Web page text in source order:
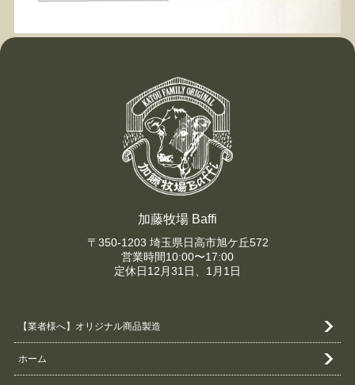
加藤牧場 Baffi
〒350-1203 埼玉県日高市旭ケ丘572
営業時間10:00〜17:00
定休日12月31日、1月1日
【業者様へ】オリジナル商品製造
ホーム